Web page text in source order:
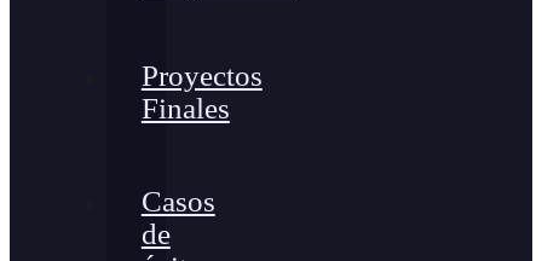
Proyectos
Finales
Casos
de